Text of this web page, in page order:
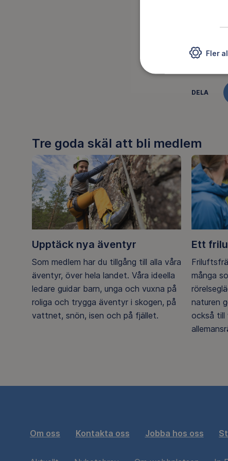
DELA
Tre goda skäl att bli medlem
Upptäck nya äventyr
Som medlem har du tillgång till alla våra
äventyr, över hela landet. Våra ideella
ledare guidar barn, unga och vuxna på
roliga och trygga äventyr i skogen, på
vattnet, snön, isen och på fjället.
Ett
många
naturen
också
Om oss Kontakta oss Jobba hos oss
Fler